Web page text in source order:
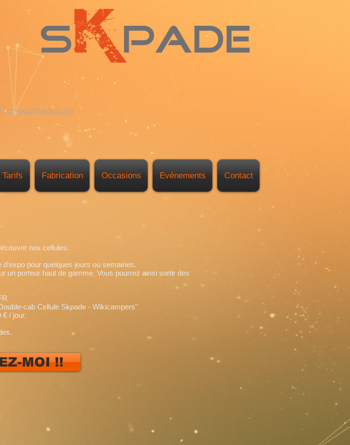
:contact@skpade.net
Tarifs Fabrication Occasions Evénements Contact
nos cellules.
pour quelques jours ou semaines.
un porteur haut de gamme. Vous pourrez ainsi sortir des
cab Cellule Skpade - Wikicampers"
MOI !!